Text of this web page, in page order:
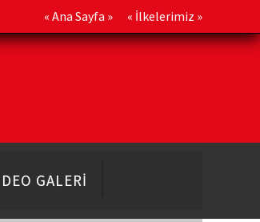
« Ana Sayfa » « İlkelerimiz »
GALERİ